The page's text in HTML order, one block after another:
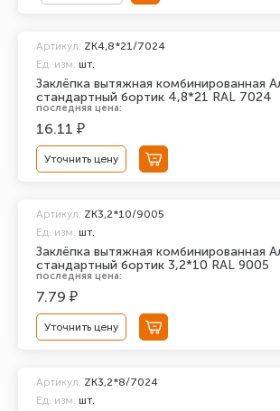
Заклёпка вытяжная комбинированная
стандартный бортик 4,8*21 RAL 7024
Артикул: ZK4,8*21/7024
Ед. изм. шт.
последняя цена:
16.11 ₽
Уточнить цену
Заклёпка вытяжная комбинированная
стандартный бортик 3,2*10 RAL 9005
Артикул: ZK3,2*10/9005
Ед. изм. шт.
последняя цена:
7.79 ₽
Уточнить цену
Артикул: ZK3,2*8/7024
Ед. изм. шт.